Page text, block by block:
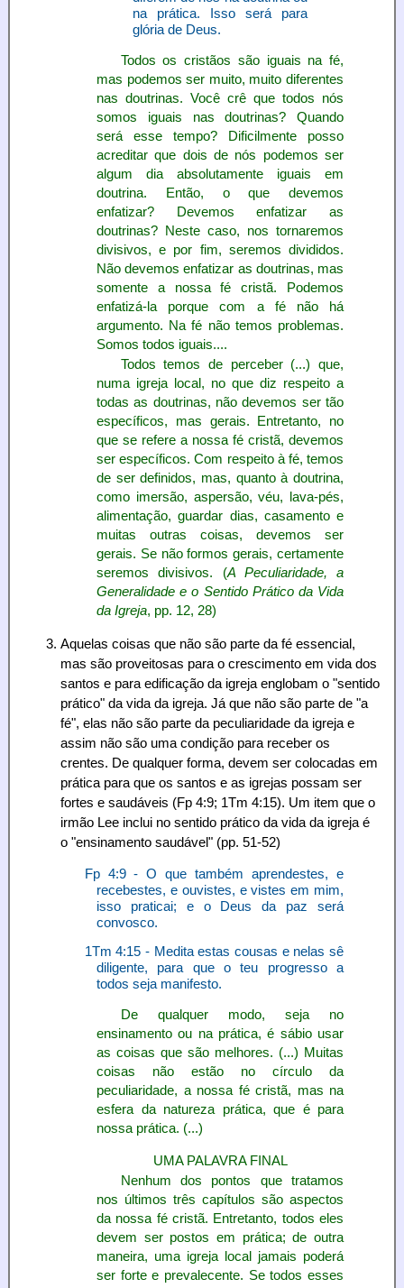
na prática. Isso será para
glória de Deus.
Todos os cristãos são iguais na fé,
mas podemos ser muito, muito diferentes
nas doutrinas. Você crê que todos nós
somos iguais nas doutrinas? Quando
será esse tempo? Dificilmente posso
acreditar que dois de nós podemos ser
algum dia absolutamente iguais em
doutrina. Então, o que devemos
enfatizar? Devemos enfatizar as
doutrinas? Neste caso, nos tornaremos
divisivos, e por fim, seremos divididos.
Não devemos enfatizar as doutrinas, mas
somente a nossa fé cristã. Podemos
enfatizá-la porque com a fé não há
argumento. Na fé não temos problemas.
Somos todos iguais....
Todos temos de perceber (...) que,
numa igreja local, no que diz respeito a
todas as doutrinas, não devemos ser tão
específicos, mas gerais. Entretanto, no
que se refere a nossa fé cristã, devemos
ser específicos. Com respeito à fé, temos
de ser definidos, mas, quanto à doutrina,
como imersão, aspersão, véu, lava-pés,
alimentação, guardar dias, casamento e
muitas outras coisas, devemos ser
gerais. Se não formos gerais, certamente
seremos divisivos. (A Peculiaridade, a
Generalidade e o Sentido Prático da Vida
da Igreja, pp. 12, 28)
Aquelas coisas que não são parte da fé essencial,
mas são proveitosas para o crescimento em vida dos
santos e para edificação da igreja englobam o "sentido
prático" da vida da igreja. Já que não são parte de "a
fé", elas não são parte da peculiaridade da igreja e
assim não são uma condição para receber os
crentes. De qualquer forma, devem ser colocadas em
prática para que os santos e as igrejas possam ser
fortes e saudáveis (Fp 4:9; 1Tm 4:15). Um item que o
irmão Lee inclui no sentido prático da vida da igreja é
o "ensinamento saudável" (pp. 51-52)
Fp 4:9 - O que também aprendestes, e
recebestes, e ouvistes, e vistes em mim,
isso praticai; e o Deus da paz será
convosco.
1Tm 4:15 - Medita estas cousas e nelas sê
diligente, para que o teu progresso a
todos seja manifesto.
De qualquer modo, seja no
ensinamento ou na prática, é sábio usar
as coisas que são melhores. (...) Muitas
coisas não estão no círculo da
peculiaridade, a nossa fé cristã, mas na
esfera da natureza prática, que é para
nossa prática. (...)
UMA PALAVRA FINAL
Nenhum dos pontos que tratamos
nos últimos três capítulos são aspectos
da nossa fé cristã. Entretanto, todos eles
devem ser postos em prática; de outra
maneira, uma igreja local jamais poderá
ser forte e prevalecente. Se todos esses